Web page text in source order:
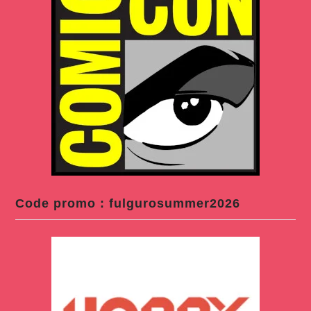
Code promo : fulgurosummer2026